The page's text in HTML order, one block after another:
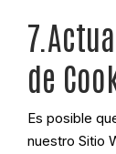
de
Es posible
nuestro Sitio